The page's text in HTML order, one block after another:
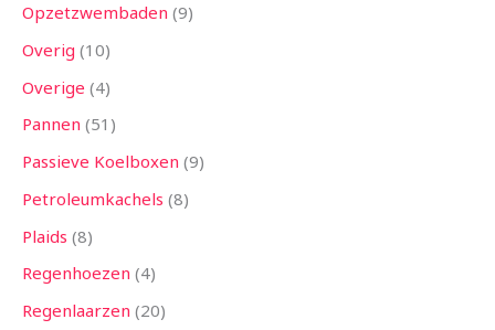
Opzetzwembaden 9
Overig 10
Overige 4
Pannen 51
Passieve Koelboxen 9
Petroleumkachels 8
Plaids 8
Regenhoezen 4
Regenlaarzen 20